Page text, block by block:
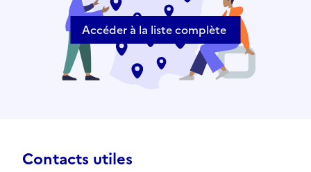
Accéder à la liste complète
Contacts utiles